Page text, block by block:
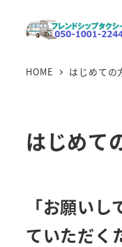
HOME はじめての
はじめて
「お願い
ていただく